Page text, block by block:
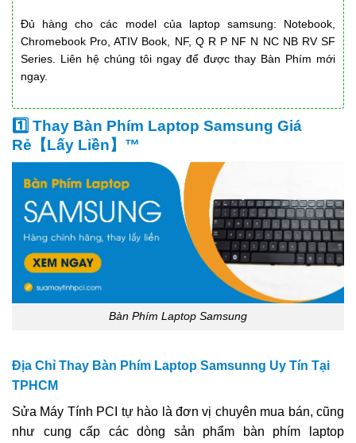
Đủ hàng cho các model của laptop samsung: Notebook,
Chromebook Pro, ATIV Book, NF, Q R P NF N NC NB RV SF
Series. Liên hệ chúng tôi ngay để được thay Bàn Phím mới
ngay.
1️⃣ Thay Bàn Phím Laptop Samsung Giá
Rẻ【Lấy Liền】™
Bàn Phím Laptop Samsung
Địa Chỉ Thay Bàn Phím Laptop Samsunng Uy Tín Tại
TPHCM
Sửa Máy Tính PCI tự hào là đơn vị chuyên mua bán, cũng
như cung cấp các dòng sản phẩm bàn phím laptop